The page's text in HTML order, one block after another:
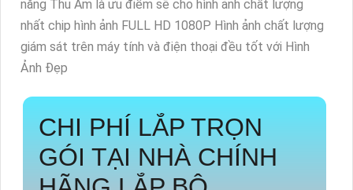
năng Thu Âm là ưu điểm sẽ cho hình ảnh chất lượng
nhất chip hình ảnh FULL HD 1080P Hình ảnh chất lượng
giám sát trên máy tính và điện thoại đều tốt với Hình
Ảnh Đẹp
CHI PHÍ LẮP TRỌN
GÓI TẠI NHÀ CHÍNH